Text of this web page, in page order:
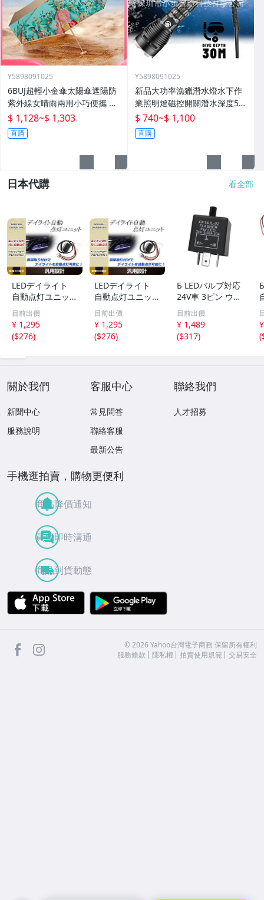
Y5898091025
6BUJ超輕小金傘太陽傘遮陽防
紫外線女晴雨兩用小巧便攜 五
折傘
$ 1,128~$ 1,303
直購
Y5898091025
新品大功率漁獵潛水燈水下作
業照明燈磁控開關潛水深度50
米高流明
$ 740~$ 1,100
直購
日本代購 看全部
LEDデイライト
自動点灯ユニット
減光機能付き 12V
車専用 エンジン
ON連動 ポジショ
ン フォグランプ
目前出價
¥ 1,295
($276)
LEDデイライト
自動点灯ユニット
減光機能付き 12V
車専用 エンジン
ON連動 ポジショ
ン フォグランプ
目前出價
¥ 1,295
($276)
Б LEDバルブ対応
24V車 3ピン ウイ
ンカーリレー 速
度調整 無段階調
整可能 カチカチ
音内蔵 スピーカ
目前出價
¥ 1,489
($317)
(
關於我們
新聞中心
服務說明
客服中心
常見問答
聯絡客服
最新公告
聯絡我們
人才招募
手機逛拍賣，購物更便利
商品降價通知
買賣即時溝通
商品到貨動態
APP Store
facebook ©2026 Yahoo台灣電子商務 保留所有權利
服務條款
隱私權 拍賣使用規範 交易安全